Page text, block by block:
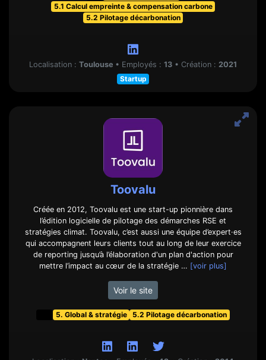
5.1 Calcul empreinte & compensation carbone
5.2 Pilotage décarbonation
Localisation : Toulouse • Employés : 13 • Création : 2021
Startup
Toovalu
Créée en 2012, Toovalu est une start-up pionnière dans
l’édition logicielle de pilotage des démarches RSE et
stratégies climat. Toovalu, c’est aussi une équipe d’expert·es
qui accompagnent leurs clients tout au long de leur exercice
de reporting jusqu’à l’élaboration d'un plan d'action pour
mettre l’impact au cœur de la stratégie … [voir plus]
Voir le site
5. Global & stratégie 5.2 Pilotage décarbonation